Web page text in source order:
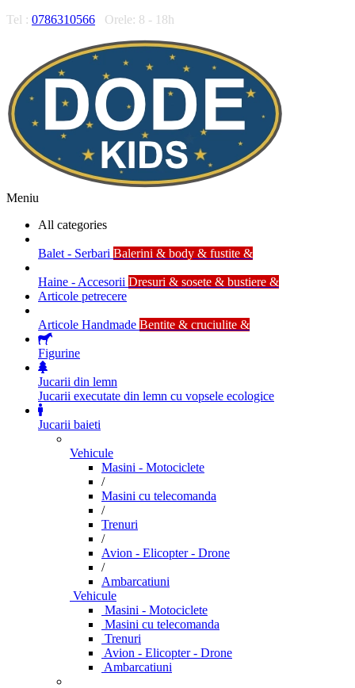
Tel : 0786310566 Orele: 8 - 18h
Meniu
All categories
Balet - Serbari Balerini & body & fustite &
Haine - Accesorii Dresuri & sosete & bustiere &
Articole petrecere
Articole Handmade Bentite & cruciulite &
Figurine
Jucarii din lemn
Jucarii executate din lemn cu vopsele ecologice
Jucarii baieti
Vehicule
Masini - Motociclete
/
Masini cu telecomanda
/
Trenuri
/
Avion - Elicopter - Drone
/
Ambarcatiuni
Vehicule
Masini - Motociclete
Masini cu telecomanda
Trenuri
Avion - Elicopter - Drone
Ambarcatiuni